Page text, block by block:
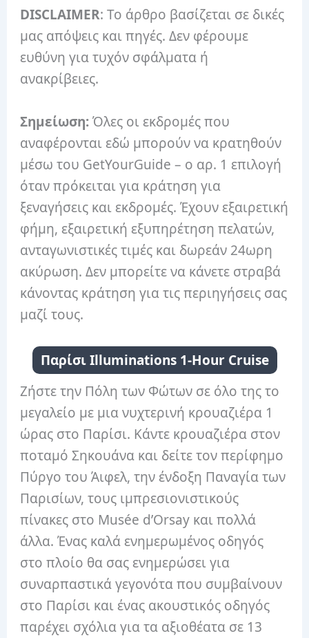
DISCLAIMER: Το άρθρο βασίζεται σε δικές
μας απόψεις και πηγές. Δεν φέρουμε
ευθύνη για τυχόν σφάλματα ή
ανακρίβειες.
Σημείωση:Όλες οι εκδρομές που
αναφέρονται εδώ μπορούν να κρατηθούν
μέσω του GetYourGuide – ο αρ. 1 επιλογή
όταν πρόκειται για κράτηση για
ξεναγήσεις και εκδρομές. Έχουν εξαιρετική
φήμη, εξαιρετική εξυπηρέτηση πελατών,
ανταγωνιστικές τιμές και δωρεάν 24ωρη
ακύρωση. Δεν μπορείτε να κάνετε στραβά
κάνοντας κράτηση για τις περιηγήσεις σας
μαζί τους.
Παρίσι Illuminations 1-Hour Cruise
Ζήστε την Πόλη των Φώτων σε όλο της το
μεγαλείο με μια νυχτερινή κρουαζιέρα 1
ώρας στο Παρίσι. Κάντε κρουαζιέρα στον
ποταμό Σηκουάνα και δείτε τον περίφημο
Πύργο του Άιφελ, την ένδοξη Παναγία των
Παρισίων, τους ιμπρεσιονιστικούς
πίνακες στο Musée d’Orsay και πολλά
άλλα. Ένας καλά ενημερωμένος οδηγός
στο πλοίο θα σας ενημερώσει για
συναρπαστικά γεγονότα που συμβαίνουν
στο Παρίσι και ένας ακουστικός οδηγός
παρέχει σχόλια για τα αξιοθέατα σε 13